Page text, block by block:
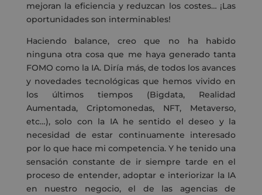
mejoran la eficiencia y reduzcan los costes… ¡Las
oportunidades son interminables!
Haciendo balance, creo que no ha habido
ninguna otra cosa que me haya generado tanta
FOMO como la IA. Diría más, de todos los avances
y novedades tecnológicas que hemos vivido en
los últimos tiempos (Bigdata, Realidad
Aumentada, Criptomonedas, NFT, Metaverso,
etc…), solo con la IA he sentido el deseo y la
necesidad de estar continuamente interesado
por lo que hace mi competencia. Y he tenido una
sensación constante de ir siempre tarde en el
proceso de entender, adoptar e interiorizar la IA
en nuestro negocio, el de las agencias de